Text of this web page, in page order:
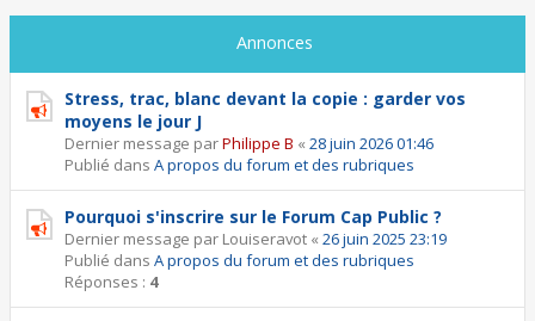
Annonces
Stress, trac, blanc devant la copie : garder vos
moyens le jour J
Dernier message parPhilippe B « 28 juin 2026 01:46
Publié dans A propos du forum et des rubriques
Pourquoi s'inscrire sur le Forum Cap Public ?
Dernier message par Louiseravot « 26 juin 2025 23:19
Publié dans A propos du forum et des rubriques
Réponses : 4